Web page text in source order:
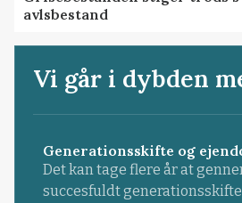
avlsbestand
Vi går i dybden
Generationsskifte og
Det kan tage flere år at
succesfuldt